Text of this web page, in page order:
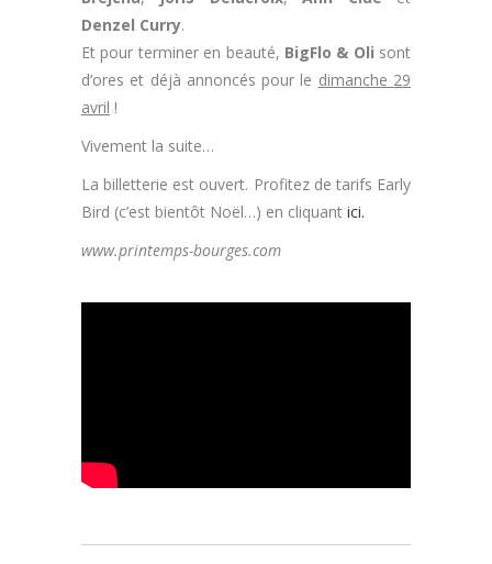
Denzel Curry.
Et pour terminer en beauté, BigFlo & Oli sont
d’ores et déjà annoncés pour le dimanche 29
avril !
Vivement la suite…
La billetterie est ouvert. Profitez de tarifs Early
Bird (c’est bientôt Noël…) en cliquant ici.
www.printemps-bourges.com